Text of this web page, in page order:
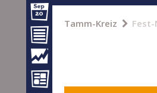
Tamm-Kreiz